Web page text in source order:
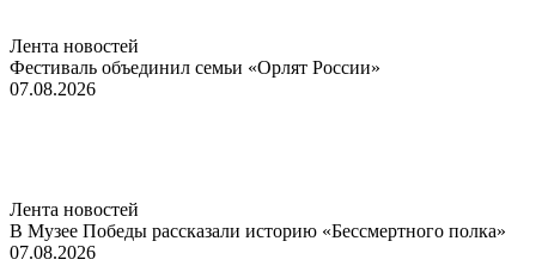
Лента новостей
Фестиваль объединил семьи «Орлят России»
07.08.2026
Лента новостей
В Музее Победы рассказали историю «Бессмертного полка»
07.08.2026